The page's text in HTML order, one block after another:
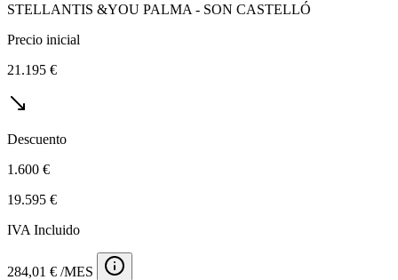
STELLANTIS &YOU PALMA - SON CASTELLÓ
Precio inicial
21.195 €
Descuento
1.600 €
19.595 €
IVA Incluido
284,01 € /MES